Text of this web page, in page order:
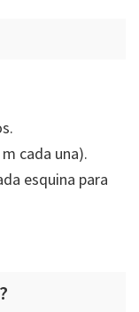
cada una).
esquina para